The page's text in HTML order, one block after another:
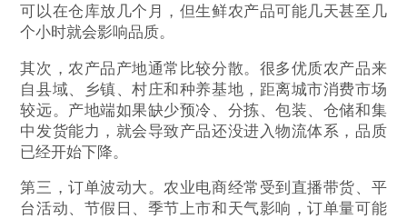
可以在仓库放几个月，但生鲜农产品可能几天甚至几
个小时就会影响品质。
其次，农产品产地通常比较分散。很多优质农产品来
自县域、乡镇、村庄和种养基地，距离城市消费市场
较远。产地端如果缺少预冷、分拣、包装、仓储和集
中发货能力，就会导致产品还没进入物流体系，品质
已经开始下降。
第三，订单波动大。农业电商经常受到直播带货、平
台活动、节假日、季节上市和天气影响，订单量可能